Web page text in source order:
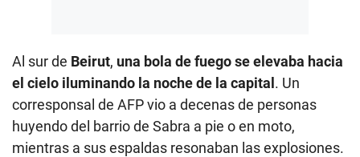
Al sur de Beirut, una bola de fuego se elevaba hacia
el cielo iluminando la noche de la capital. Un
corresponsal de AFP vio a decenas de personas
huyendo del barrio de Sabra a pie o en moto,
mientras a sus espaldas resonaban las explosiones.